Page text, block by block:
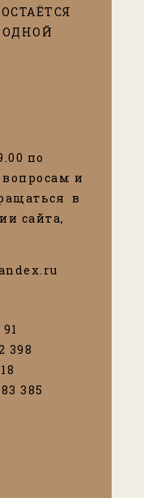
по
и
в
сайта,
91
398
18
83 385